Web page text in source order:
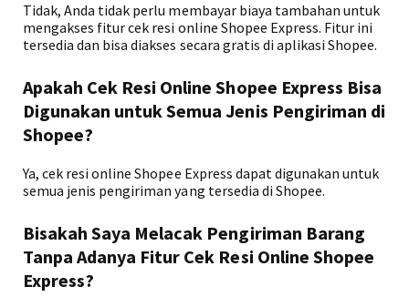
Tidak, Anda tidak perlu membayar biaya tambahan untuk
mengakses fitur cek resi online Shopee Express. Fitur ini
tersedia dan bisa diakses secara gratis di aplikasi Shopee.
Apakah Cek Resi Online Shopee Express Bisa
Digunakan untuk Semua Jenis Pengiriman di
Shopee?
Ya, cek resi online Shopee Express dapat digunakan untuk
semua jenis pengiriman yang tersedia di Shopee.
Bisakah Saya Melacak Pengiriman Barang
Tanpa Adanya Fitur Cek Resi Online Shopee
Express?